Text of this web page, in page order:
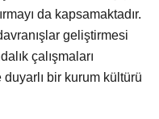
da kapsamaktadır.
geliştirmesi
çalışmaları
duyarlı bir kurum kültürü